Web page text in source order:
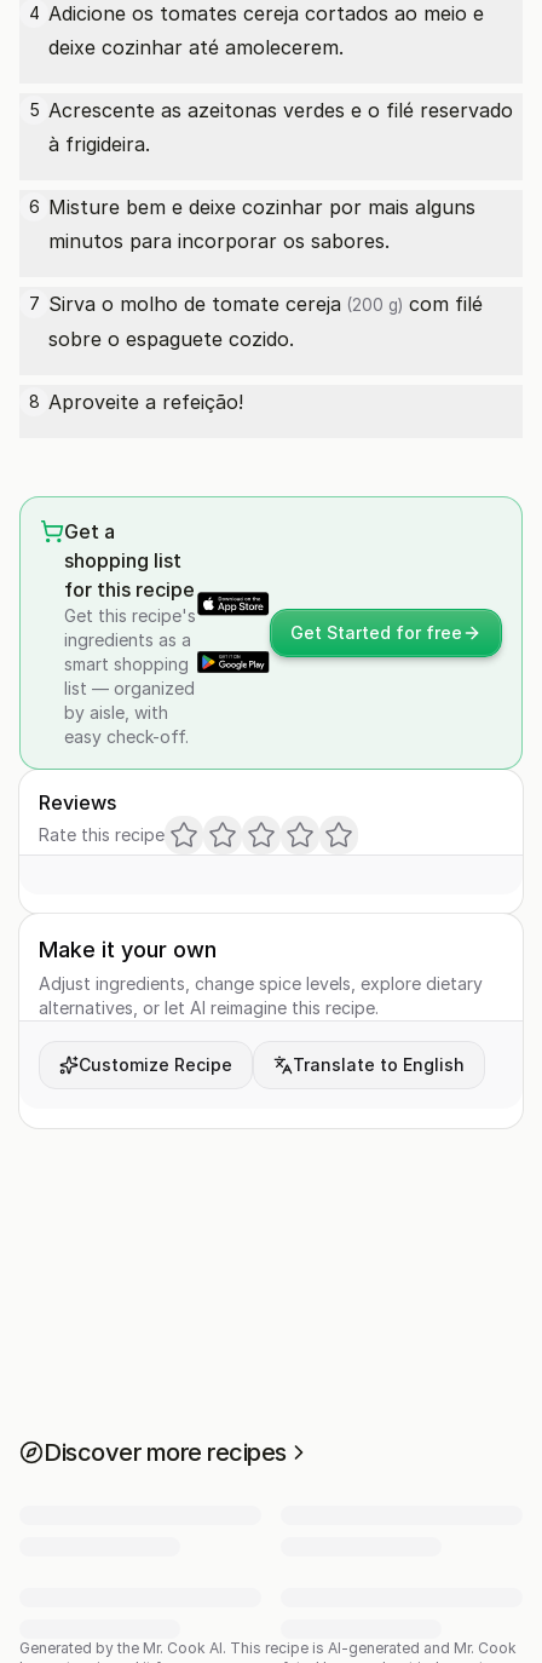
4 Adicione os tomates cereja cortados ao meio e
deixe cozinhar até amolecerem.
5 Acrescente as azeitonas verdes e o filé reservado
à frigideira.
6 Misture bem e deixe cozinhar por mais alguns
minutos para incorporar os sabores.
7 Sirva o molho de tomate cereja (200 g) com filé
sobre o espaguete cozido.
8 Aproveite a refeição!
Get a
shopping list
for this recipe
Get this recipe's
ingredients as a
smart shopping
list — organized
by aisle, with
easy check-off.
Get Started for free
Reviews
Rate this recipe
Make it your own
Adjust ingredients, change spice levels, explore dietary
alternatives, or let AI reimagine this recipe.
Customize Recipe Translate to English
Discover more recipes
Generated by the Mr. Cook AI. This recipe is AI-generated and Mr. Cook